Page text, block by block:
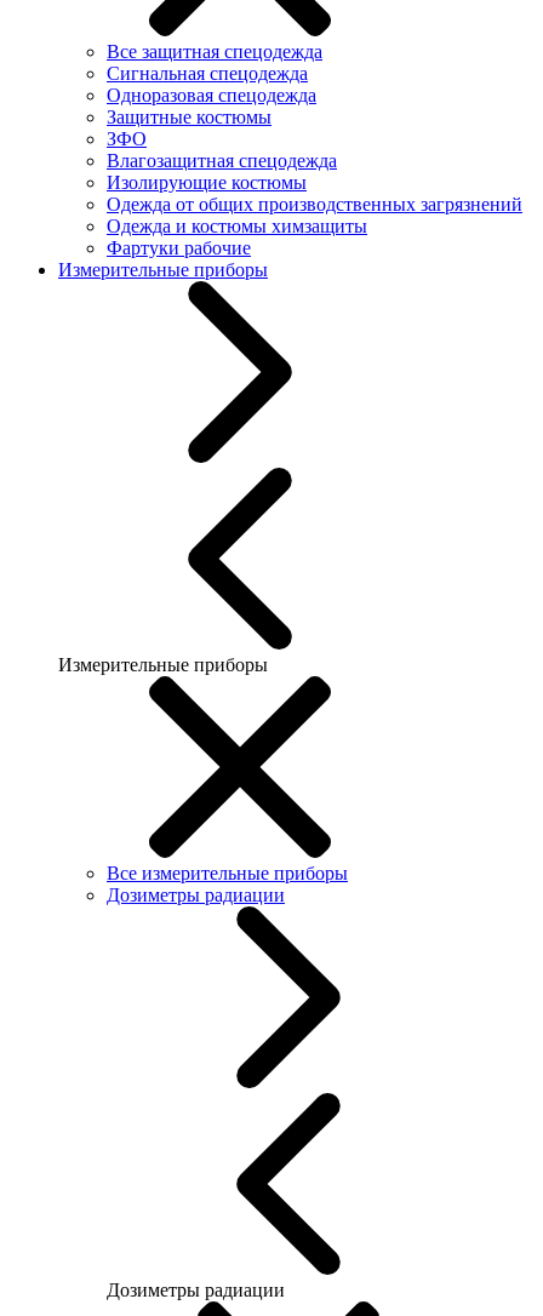
Все защитная спецодежда
Сигнальная спецодежда
Одноразовая спецодежда
Защитные костюмы
ЗФО
Влагозащитная спецодежда
Изолирующие костюмы
Одежда от общих производственных загрязнений
Одежда и костюмы химзащиты
Фартуки рабочие
Измерительные приборы
Измерительные приборы
Все измерительные приборы
Дозиметры радиации
Дозиметры радиации